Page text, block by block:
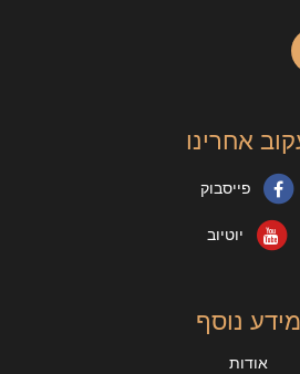
אחרינו
פייסבוק
יוטיוב
מידע נוסף
אודות